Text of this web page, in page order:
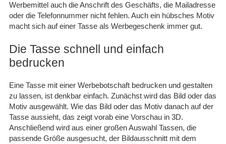
Werbemittel auch die Anschrift des Geschäfts, die Mailadresse
oder die Telefonnummer nicht fehlen. Auch ein hübsches Motiv
macht sich auf einer Tasse als Werbegeschenk immer gut.
Die Tasse schnell und einfach
bedrucken
Eine Tasse mit einer Werbebotschaft bedrucken und gestalten
zu lassen, ist denkbar einfach. Zunächst wird das Bild oder das
Motiv ausgewählt. Wie das Bild oder das Motiv danach auf der
Tasse aussieht, das zeigt vorab eine Vorschau in 3D.
Anschließend wird aus einer großen Auswahl Tassen, die
passende Größe ausgesucht, der Bildausschnitt mit dem